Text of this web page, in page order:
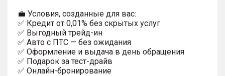
💼 Условия, созданные для вас:
✅ Кредит от 0,01% без скрытых услуг
✅ Выгодный трейд-ин
✅ Авто с ПТС — без ожидания
✅ Оформление и выдача в день обращения
✅ Подарок за тест-драйв
✅ Онлайн-бронирование